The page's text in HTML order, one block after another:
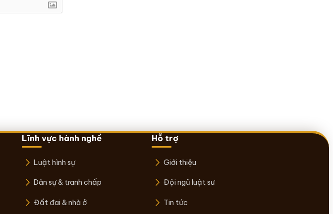
Lĩnh vực hành nghề
Luật hình sự
Dân sự & tranh chấp
Đất đai & nhà ở
Hỗ trợ
Giới thiệu
Đội ngũ luật sư
Tin tức